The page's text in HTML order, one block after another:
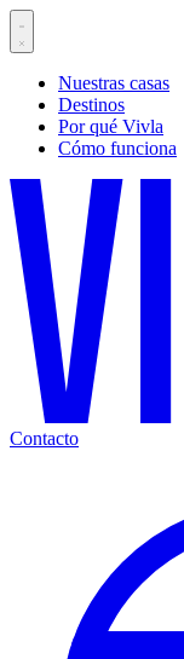
Nuestras casas
Destinos
Por qué Vivla
Cómo funciona
Contacto